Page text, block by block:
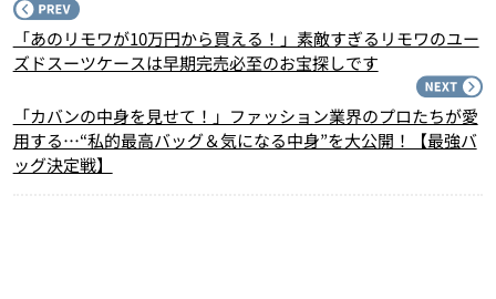
「あのリモワが10万円から買える！」素敵すぎるリモワのユー
ズドスーツケースは早期完売必至のお宝探しです
「カバンの中身を見せて！」ファッション業界のプロたちが愛
用する…“私的最高バッグ＆気になる中身”を大公開！【最強バ
ッグ決定戦】